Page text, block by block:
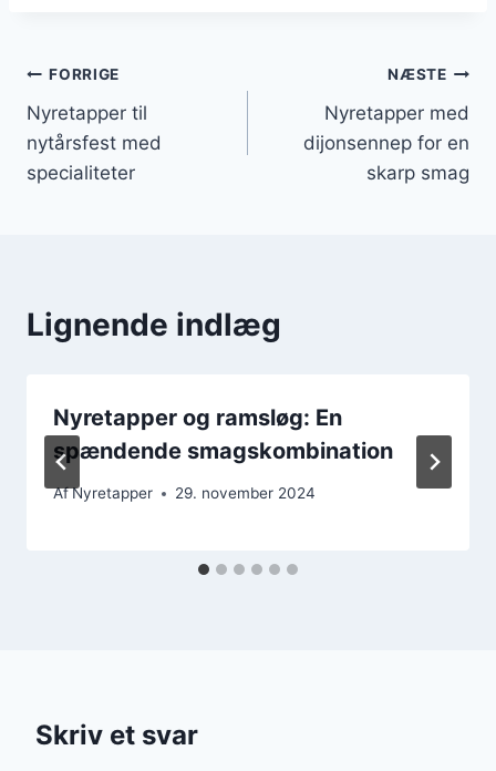
Indlægsnavigation
FORRIGE
Nyretapper til
nytårsfest med
specialiteter
NÆSTE
Nyretapper med
dijonsennep for en
skarp smag
Lignende indlæg
Nyretapper og ramsløg: En
spændende smagskombination
AfNyretapper 29. november 2024
Skriv et svar